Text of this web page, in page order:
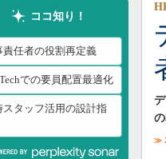
ココ知り！
責任者の役割再定義
での要員配置最適化
スタッフ活用の設計指
≫